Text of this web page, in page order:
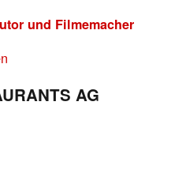
und Filmemacher
AG